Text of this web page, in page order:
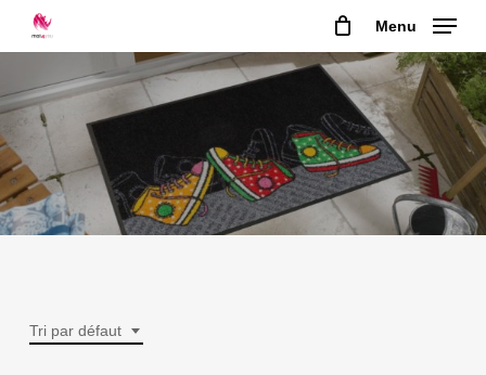
content
Menu
Tri par défaut